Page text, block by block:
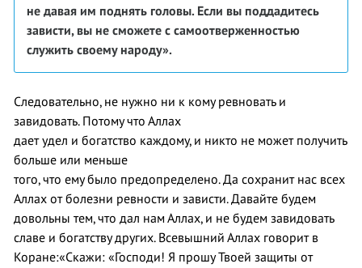
не давая им поднять головы. Если вы поддадитесь
зависти, вы не сможете с самоотверженностью
служить своему народу».
Следовательно, не нужно ни к кому ревновать и
завидовать. Потому что Аллах
дает удел и богатство каждому, и никто не может получить
больше или меньше
того, что ему было предопределено. Да сохранит нас всех
Аллах от болезни ревности и зависти. Давайте будем
довольны тем, что дал нам Аллах, и не будем завидовать
славе и богатству других. Всевышний Аллах говорит в
Коране:«Скажи: «Господи! Я прошу Твоей защиты от